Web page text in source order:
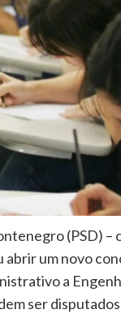
(PSD) –
abrir um novo
a
ser